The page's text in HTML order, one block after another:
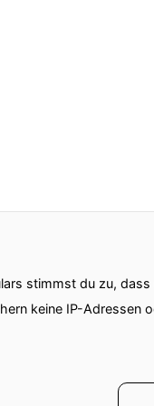
Mal im
stimmst du zu,
keine IP-Adressen